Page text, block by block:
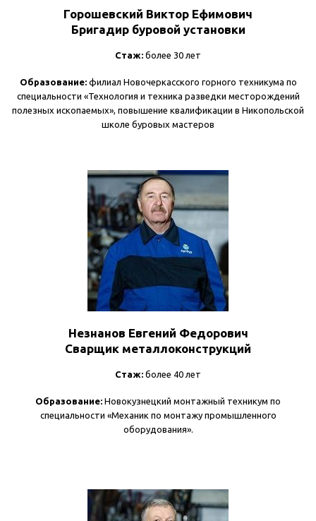
Горошевский Виктор Ефимович
Бригадир буровой установки
Стаж: более 30 лет
Образование:филиал Новочеркасского горного техникума по
специальности «Технология и техника разведки месторождений
полезных ископаемых», повышение квалификации в Никопольской
школе буровых мастеров
Незнанов Евгений Федорович
Сварщик металлоконструкций
Стаж: более 40 лет
Образование: Новокузнецкий монтажный техникум по
специальности «Механик по монтажу промышленного
оборудования».